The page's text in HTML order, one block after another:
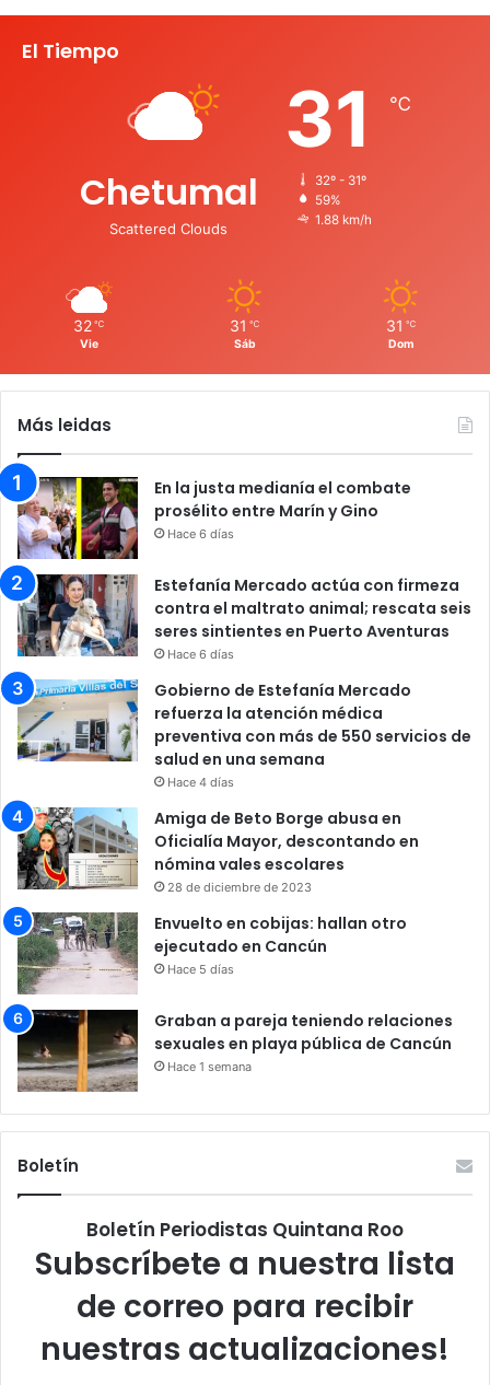
El Tiempo
Chetumal
Scattered Clouds
31 ℃
32º - 31º
59%
1.88 km/h
32 ℃
Vie
31 ℃
Sáb
31 ℃
Dom
Más leidas
En la justa medianía el combate
prosélito entre Marín y Gino
Hace 6 días
Estefanía Mercado actúa con firmeza
contra el maltrato animal; rescata seis
seres sintientes en Puerto Aventuras
Hace 6 días
Gobierno de Estefanía Mercado
refuerza la atención médica
preventiva con más de 550 servicios de
salud en una semana
Hace 4 días
Amiga de Beto Borge abusa en
Oficialía Mayor, descontando en
nómina vales escolares
28 de diciembre de 2023
Envuelto en cobijas: hallan otro
ejecutado en Cancún
Hace 5 días
Graban a pareja teniendo relaciones
sexuales en playa pública de Cancún
Hace 1 semana
Boletín
Boletín Periodistas Quintana Roo
Subscríbete a nuestra lista
de correo para recibir
nuestras actualizaciones!